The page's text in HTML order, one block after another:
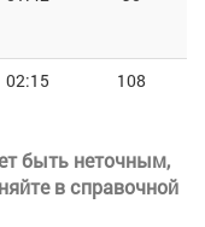
02:15 108
быть неточным,
в справочной